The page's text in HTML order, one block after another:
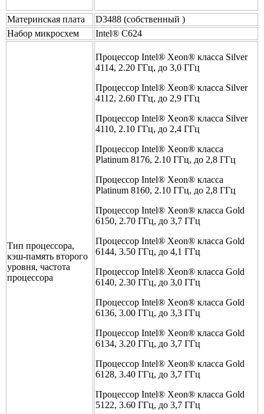
Материнская плата
D3488 (собственный )
Набор микросхем
Intel® C624
Тип процессора,
кэш-память второго
уровня, частота
процессора
Процессор Intel® Xeon® класса Silver
4114, 2.20 ГГц, до 3,0 ГГц
Процессор Intel® Xeon® класса Silver
4112, 2.60 ГГц, до 2,9 ГГц
Процессор Intel® Xeon® класса Silver
4110, 2.10 ГГц, до 2,4 ГГц
Процессор Intel® Xeon® класса
Platinum 8176, 2.10 ГГц, до 2,8 ГГц
Процессор Intel® Xeon® класса
Platinum 8160, 2.10 ГГц, до 2,8 ГГц
Процессор Intel® Xeon® класса Gold
6150, 2.70 ГГц, до 3,7 ГГц
Процессор Intel® Xeon® класса Gold
6144, 3.50 ГГц, до 4,1 ГГц
Процессор Intel® Xeon® класса Gold
6140, 2.30 ГГц, до 3,0 ГГц
Процессор Intel® Xeon® класса Gold
6136, 3.00 ГГц, до 3,3 ГГц
Процессор Intel® Xeon® класса Gold
6134, 3.20 ГГц, до 3,7 ГГц
Процессор Intel® Xeon® класса Gold
6128, 3.40 ГГц, до 3,7 ГГц
Процессор Intel® Xeon® класса Gold
5122, 3.60 ГГц, до 3,7 ГГц